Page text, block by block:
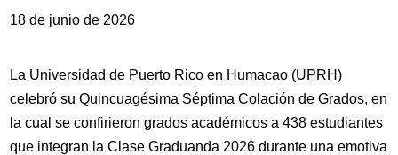
18 de junio de 2026
La Universidad de Puerto Rico en Humacao (UPRH)
celebró su Quincuagésima Séptima Colación de Grados, en
la cual se confirieron grados académicos a 438 estudiantes
que integran la Clase Graduanda 2026 durante una emotiva